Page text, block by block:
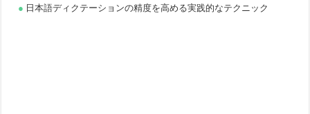
日本語ディクテーションの精度を高める実践的なテクニック